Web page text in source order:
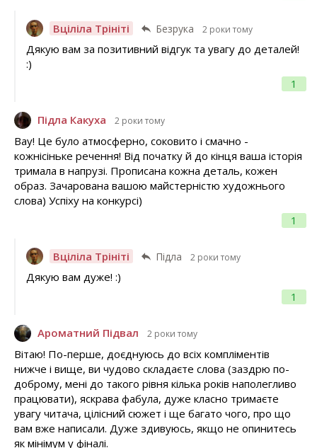
Вціліла Трініті Безрука 2 роки тому
1
Дякую вам за позитивний відгук та увагу до деталей!
:)
Підла Какуха 2 роки тому
1
Вау! Це було атмосферно, соковито і смачно -
кожнісіньке речення! Від початку й до кінця ваша історія
тримала в напрузі. Прописана кожна деталь, кожен
образ. Зачарована вашою майстерністю художнього
слова) Успіху на конкурсі)
Вціліла Трініті Підла 2 роки тому
1
Дякую вам дуже! :)
Ароматний Підвал 2 роки тому
Вітаю! По-перше, доєднуюсь до всіх компліментів
нижче і вище, ви чудово складаєте слова (заздрю по-
доброму, мені до такого рівня кілька років наполегливо
працювати), яскрава фабула, дуже класно тримаєте
увагу читача, цілісний сюжет і ще багато чого, про що
вам вже написали. Дуже здивуюсь, якщо не опинитесь
як мінімум у фіналі.